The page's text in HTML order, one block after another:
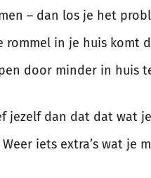
– dan los je het
rommel in je huis komt
door minder in huis
jezelf dan dat dat wat
iets extra’s wat je